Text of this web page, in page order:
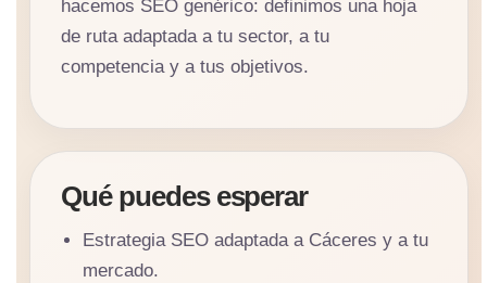
hacemos SEO genérico: definimos una hoja
de ruta adaptada a tu sector, a tu
competencia y a tus objetivos.
Qué puedes esperar
Estrategia SEO adaptada a Cáceres y a tu
mercado.